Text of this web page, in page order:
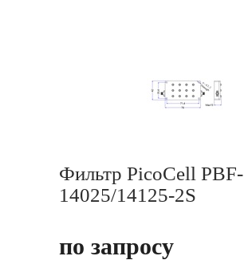
Фильтр PicoCell PBF-
14025/14125-2S
по запросу